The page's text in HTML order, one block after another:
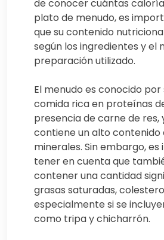
de conocer cuántas
plato de menudo, es
que su contenido
según los ingredientes y el
preparación utilizado.
El menudo es conocido por
comida rica en proteínas
presencia de carne de res,
contiene un alto contenido
minerales. Sin embargo,
tener en cuenta que
contener una cantidad
grasas saturadas,
especialmente si se
como tripa y chicharrón.